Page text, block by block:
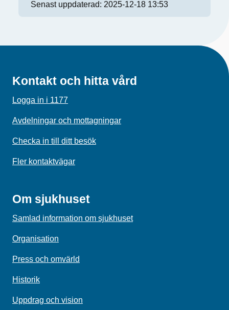
Senast uppdaterad: 2025-12-18 13:53
Kontakt och hitta vård
Logga in i 1177
Avdelningar och mottagningar
Checka in till ditt besök
Fler kontaktvägar
Om sjukhuset
Samlad information om sjukhuset
Organisation
Press och omvärld
Historik
Uppdrag och vision